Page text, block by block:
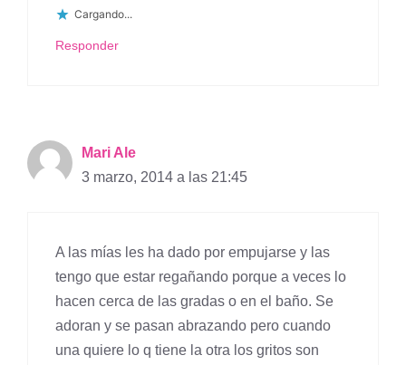
Cargando...
Responder
Mari Ale
3 marzo, 2014 a las 21:45
A las mías les ha dado por empujarse y las
tengo que estar regañando porque a veces lo
hacen cerca de las gradas o en el baño. Se
adoran y se pasan abrazando pero cuando
una quiere lo q tiene la otra los gritos son